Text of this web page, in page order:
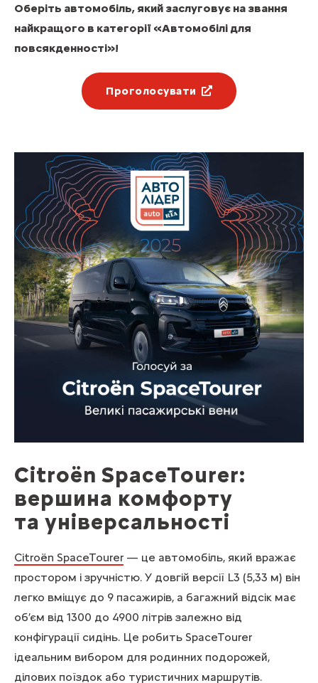
Оберіть автомобіль, який заслуговує на звання
найкращого в категорії «Автомобілі для
повсякденності»!
Проголосувати
Citroën SpaceTourer:
вершина комфорту
та універсальності
Citroën SpaceTourer — це автомобіль, який вражає
простором і зручністю. У довгій версії L3 (5,33 м) він
легко вміщує до 9 пасажирів, а багажний відсік має
об’єм від 1300 до 4900 літрів залежно від
конфігурації сидінь. Це робить SpaceTourer
ідеальним вибором для родинних подорожей,
ділових поїздок або туристичних маршрутів.